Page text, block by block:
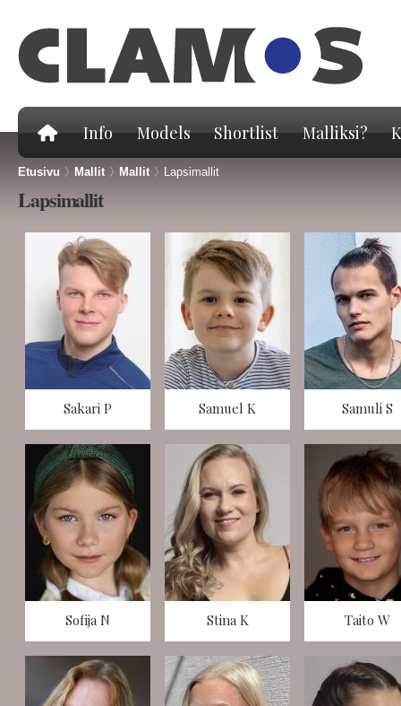
Info Models Shortlist Malliksi?
Etusivu > Mallit> Mallit> Lapsimallit
Lapsimallit
Sakari P Samuel K Samuli S
Sofija N Stina K Taito W
Sivut